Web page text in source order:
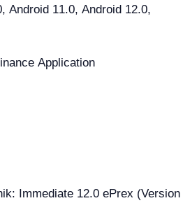
Android 11.0, Android 12.0,
Application
Immediate 12.0 ePrex (Version